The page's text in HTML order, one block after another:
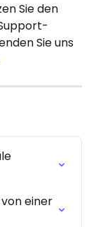
Sie den
Sie uns
einer